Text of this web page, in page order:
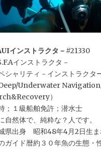
インストラクタ－ #21330
インストラクタ－
シャリティ－インストラクタ
Deep/Underwater
）
；１級船舶免許；潜水士
自然体で、純粋な？人です。
県出身 昭和48年4月2日生
ガイド暦約３０年魚の生態・